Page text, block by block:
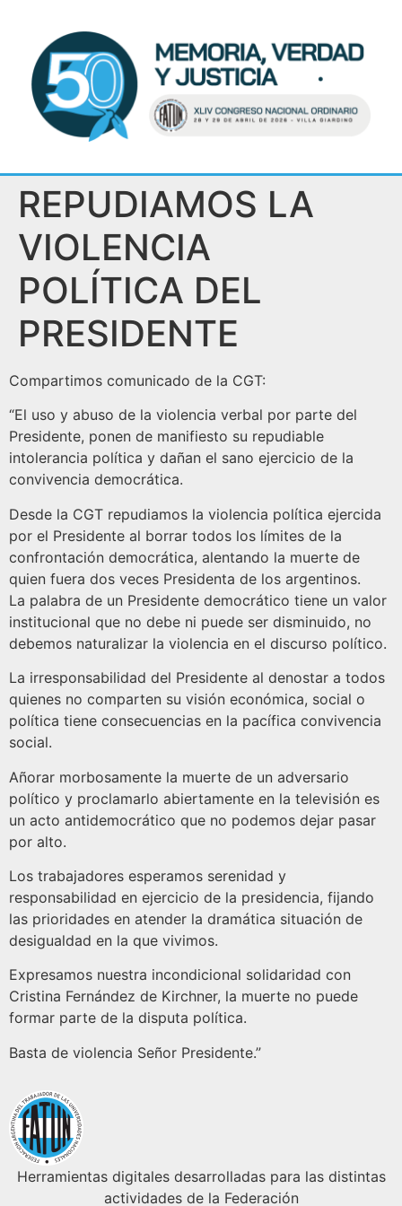
REPUDIAMOS LA
VIOLENCIA
POLÍTICA DEL
PRESIDENTE
Compartimos comunicado de la CGT:
“El uso y abuso de la violencia verbal por parte del
Presidente, ponen de manifiesto su repudiable
intolerancia política y dañan el sano ejercicio de la
convivencia democrática.
Desde la CGT repudiamos la violencia política ejercida
por el Presidente al borrar todos los límites de la
confrontación democrática, alentando la muerte de
quien fuera dos veces Presidenta de los argentinos.
La palabra de un Presidente democrático tiene un valor
institucional que no debe ni puede ser disminuido, no
debemos naturalizar la violencia en el discurso político.
La irresponsabilidad del Presidente al denostar a todos
quienes no comparten su visión económica, social o
política tiene consecuencias en la pacífica convivencia
social.
Añorar morbosamente la muerte de un adversario
político y proclamarlo abiertamente en la televisión es
un acto antidemocrático que no podemos dejar pasar
por alto.
Los trabajadores esperamos serenidad y
responsabilidad en ejercicio de la presidencia, fijando
las prioridades en atender la dramática situación de
desigualdad en la que vivimos.
Expresamos nuestra incondicional solidaridad con
Cristina Fernández de Kirchner, la muerte no puede
formar parte de la disputa política.
Basta de violencia Señor Presidente.”
Herramientas digitales desarrolladas para las distintas
actividades de la Federación